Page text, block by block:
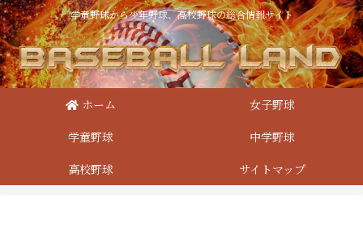
学童野球から少年野球、高校野球の総合情報サイト
ホーム
女子野球
学童野球
中学野球
高校野球
サイトマップ